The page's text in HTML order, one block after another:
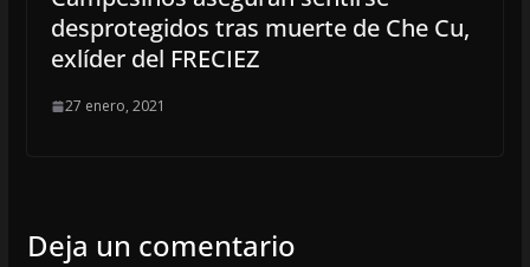
desprotegidos tras muerte de Che Cu,
exlíder del FRECIEZ
27 enero, 2021
Deja un comentario